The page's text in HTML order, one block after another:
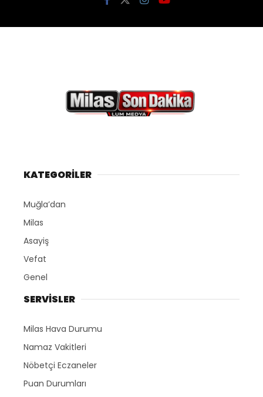
KATEGORİLER
Muğla’dan
Milas
Asayiş
Vefat
Genel
SERVİSLER
Milas Hava Durumu
Namaz Vakitleri
Nöbetçi Eczaneler
Puan Durumları